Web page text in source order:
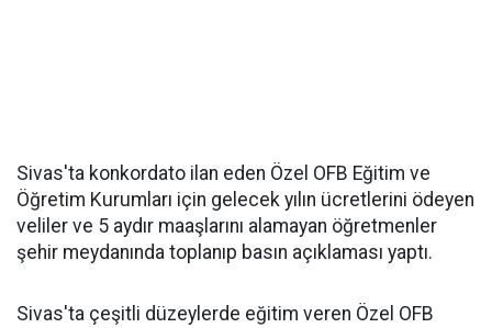
Sivas'ta konkordato ilan eden Özel OFB Eğitim ve
Öğretim Kurumları için gelecek yılın ücretlerini ödeyen
veliler ve 5 aydır maaşlarını alamayan öğretmenler
şehir meydanında toplanıp basın açıklaması yaptı.
Sivas'ta çeşitli düzeylerde eğitim veren Özel OFB